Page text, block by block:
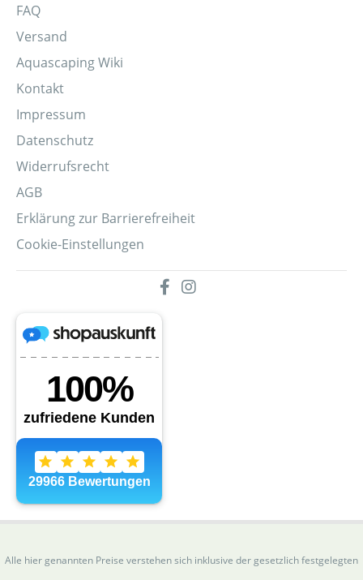
FAQ
Versand
Aquascaping Wiki
Kontakt
Impressum
Datenschutz
Widerrufsrecht
AGB
Erklärung zur Barrierefreiheit
Cookie-Einstellungen
Alle hier genannten Preise verstehen sich inklusive der gesetzlich festgelegten